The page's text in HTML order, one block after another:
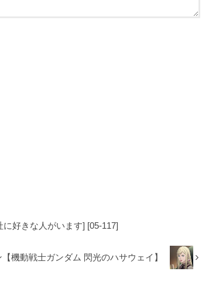
好きな人がいます] [05-117]
機動戦士ガンダム 閃光のハサウェイ】